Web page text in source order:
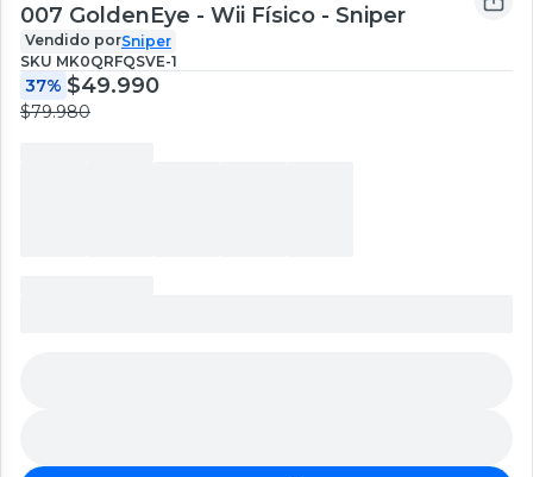
007 GoldenEye - Wii Físico - Sniper
Vendido porSniper
SKU MK0QRFQSVE-1
37% $49.990
$79.980